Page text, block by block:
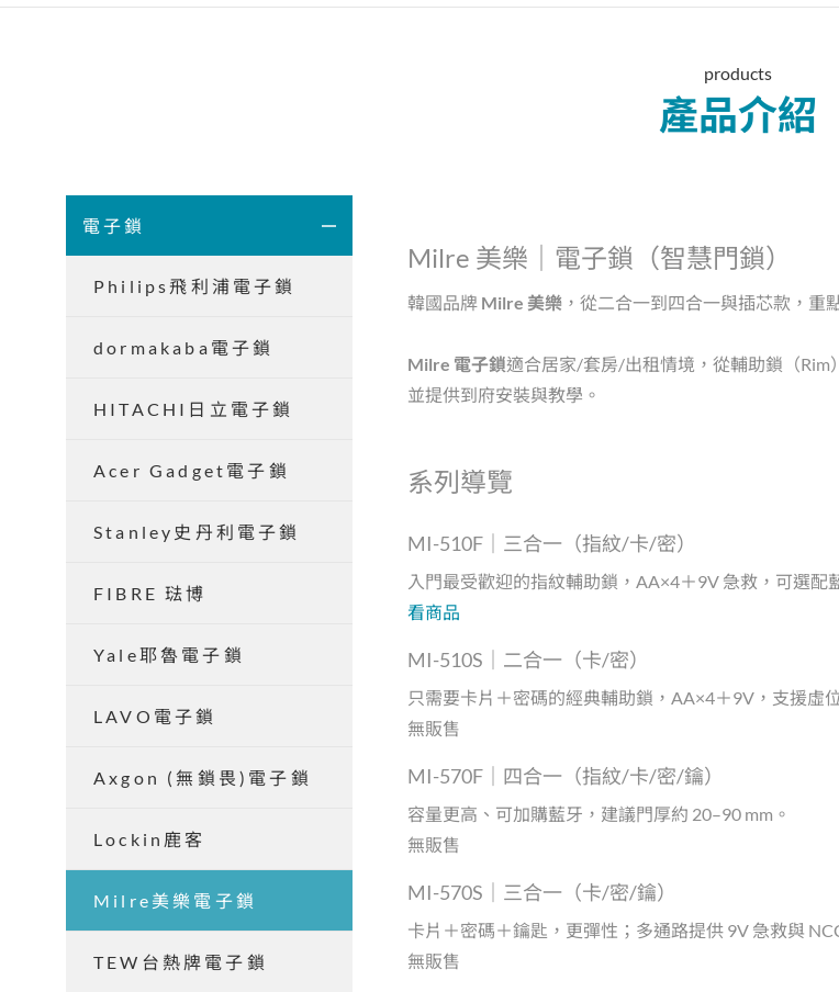
products
產品介紹
電子鎖
Philips飛利浦電子鎖
dormakaba電子鎖
HITACHI日立電子鎖
Acer Gadget電子鎖
Stanley史丹利電子鎖
FIBRE 琺博
Yale耶魯電子鎖
LAVO電子鎖
Axgon (無鎖畏)電子鎖
Lockin鹿客
Milre美樂電子鎖
TEW台熱牌電子鎖
Milre 美樂｜電子鎖（智慧門鎖）
韓國品牌 Milre 美樂，從二合一到四合一與插芯款，重
Milre 電子鎖適合居家/套房/出租情境，從輔助鎖（Rim
並提供到府安裝與教學。
系列導覽
MI-510F｜三合一（指紋/卡/密）
入門最受歡迎的指紋輔助鎖，AA×4＋9V 急救，可選配
看商品
MI-510S｜二合一（卡/密）
只需要卡片＋密碼的經典輔助鎖，AA×4＋9V，支援虛
無販售
MI-570F｜四合一（指紋/卡/密/鑰）
容量更高、可加購藍牙，建議門厚約 20–90 mm。
無販售
MI-570S｜三合一（卡/密/鑰）
卡片＋密碼＋鑰匙，更彈性；多通路提供 9V 急救與
無販售